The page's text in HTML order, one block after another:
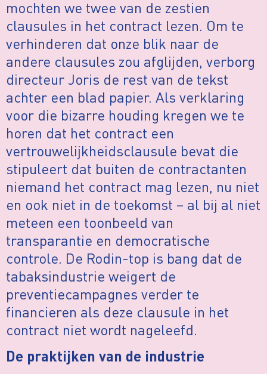
mochten we twee van de zestien
clausules in het contract lezen. Om te
verhinderen dat onze blik naar de
andere clausules zou afglijden, verborg
directeur Joris de rest van de tekst
achter een blad papier. Als verklaring
voor die bizarre houding kregen we te
horen dat het contract een
vertrouwelijkheidsclausule bevat die
stipuleert dat buiten de contractanten
niemand het contract mag lezen, nu niet
en ook niet in de toekomst – al bij al niet
meteen een toonbeeld van
transparantie en democratische
controle. De Rodin-top is bang dat de
tabaksindustrie weigert de
preventiecampagnes verder te
financieren als deze clausule in het
contract niet wordt nageleefd.
De praktijken van de industrie